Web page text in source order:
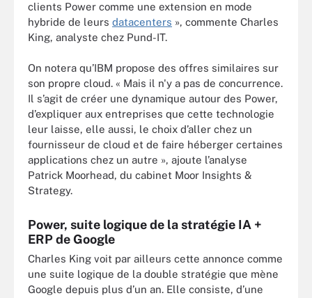
clients Power comme une extension en mode
hybride de leurs datacenters », commente Charles
King, analyste chez Pund-IT.
On notera qu’IBM propose des offres similaires sur
son propre cloud. « Mais il n'y a pas de concurrence.
Il s’agit de créer une dynamique autour des Power,
d’expliquer aux entreprises que cette technologie
leur laisse, elle aussi, le choix d’aller chez un
fournisseur de cloud et de faire héberger certaines
applications chez un autre », ajoute l’analyse
Patrick Moorhead, du cabinet Moor Insights &
Strategy.
Power, suite logique de la stratégie IA +
ERP de Google
Charles King voit par ailleurs cette annonce comme
une suite logique de la double stratégie que mène
Google depuis plus d’un an. Elle consiste, d’une